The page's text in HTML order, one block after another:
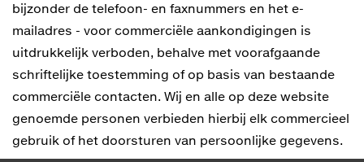
bijzonder de telefoon- en faxnummers en het e-
mailadres - voor commerciële aankondigingen is
uitdrukkelijk verboden, behalve met voorafgaande
schriftelijke toestemming of op basis van bestaande
commerciële contacten. Wij en alle op deze website
genoemde personen verbieden hierbij elk commercieel
gebruik of het doorsturen van persoonlijke gegevens.